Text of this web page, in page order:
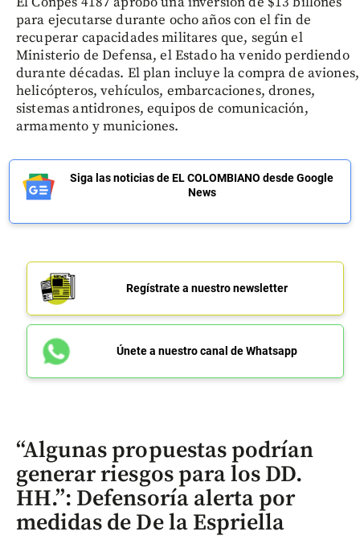
para ejecutarse durante ocho años con el fin de
recuperar capacidades militares que, según el
Ministerio de Defensa, el Estado ha venido perdiendo
durante décadas. El plan incluye la compra de aviones,
helicópteros, vehículos, embarcaciones, drones,
sistemas antidrones, equipos de comunicación,
armamento y municiones.
Siga las noticias de EL COLOMBIANO desde Google
News
Regístrate a nuestro newsletter
Únete a nuestro canal de Whatsapp
“Algunas propuestas podrían
generar riesgos para los DD.
HH.”: Defensoría alerta por
medidas de De la Espriella